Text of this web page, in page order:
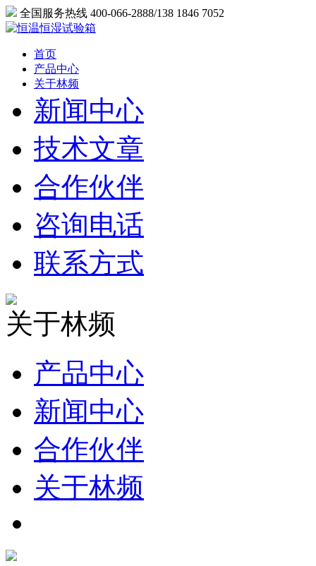
全国服务热线 400-066-2888/138 1846 7052
首页
产品中心
关于林频
新闻中心
技术文章
合作伙伴
咨询电话
联系方式
关于林频
产品中心
新闻中心
合作伙伴
关于林频